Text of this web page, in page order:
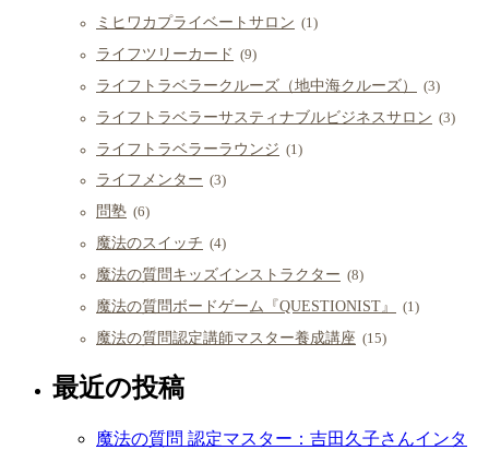
ミヒワカプライベートサロン (1)
ライフツリーカード (9)
ライフトラベラークルーズ（地中海クルーズ） (3)
ライフトラベラーサスティナブルビジネスサロン (3)
ライフトラベラーラウンジ (1)
ライフメンター (3)
問塾 (6)
魔法のスイッチ (4)
魔法の質問キッズインストラクター (8)
魔法の質問ボードゲーム『QUESTIONIST』 (1)
魔法の質問認定講師マスター養成講座 (15)
最近の投稿
魔法の質問 認定マスター：吉田久子さんインタ